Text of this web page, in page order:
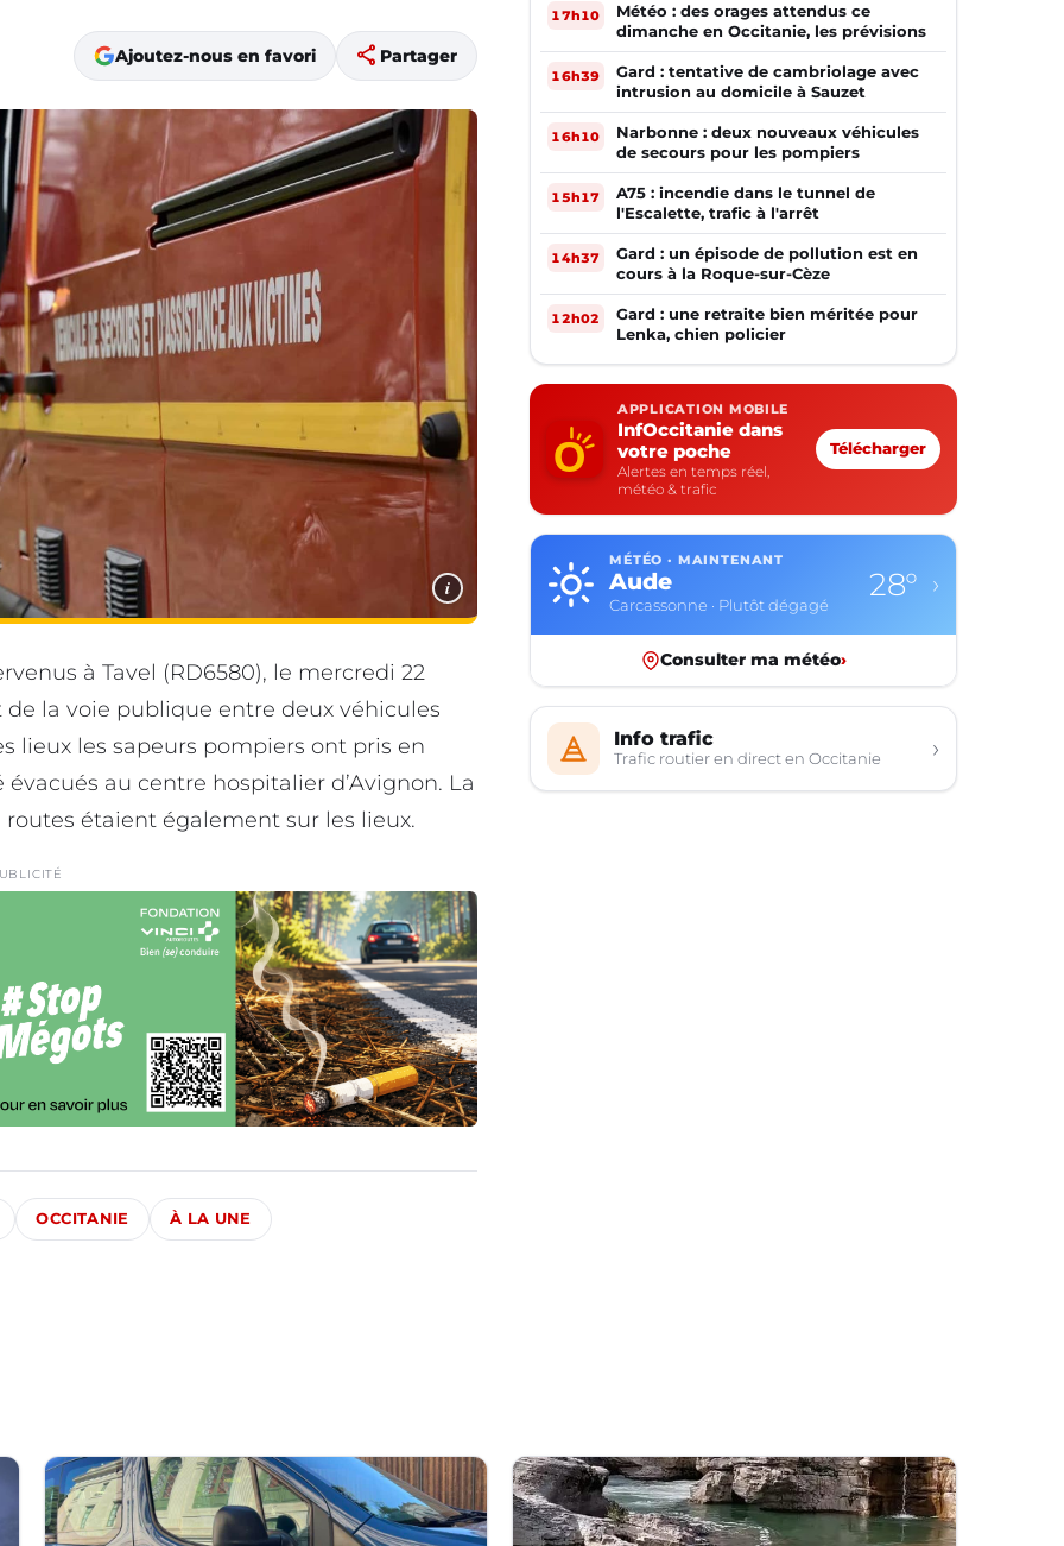
Ajoutez-nous en favori share Partager
i
à Tavel (RD6580), le mercredi 22
la voie publique entre deux véhicules
lieux les sapeurs pompiers ont pris en
au centre hospitalier d’Avignon. La
étaient également sur les lieux.
OCCITANIE À LA UNE
17h10
Météo : des orages attendus ce
dimanche en Occitanie, les prévisions
16h39
Gard : tentative de cambriolage avec
intrusion au domicile à Sauzet
16h10
Narbonne : deux nouveaux véhicules
de secours pour les pompiers
15h17
A75 : incendie dans le tunnel de
l'Escalette, trafic à l'arrêt
14h37
Gard : un épisode de pollution est en
cours à la Roque-sur-Cèze
12h02
Gard : une retraite bien méritée pour
Lenka, chien policier
APPLICATION MOBILE
InfOccitanie dans
votre poche
Alertes en temps réel,
météo & trafic
Télécharger
MÉTÉO · MAINTENANT
Aude
Carcassonne · Plutôt dégagé
28° ›
Consulter ma météo›
Info trafic
Trafic routier en direct en Occitanie ›